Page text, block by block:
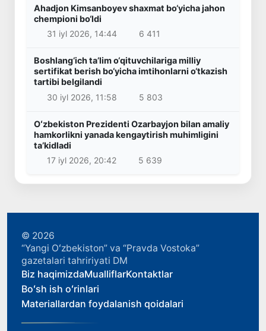
Ahadjon Kimsanboyev shaxmat bo‘yicha jahon
chempioni bo‘ldi
31 iyl 2026, 14:44
6 411
Boshlang‘ich ta’lim o‘qituvchilariga milliy
sertifikat berish bo‘yicha imtihonlarni o‘tkazish
tartibi belgilandi
30 iyl 2026, 11:58
5 803
Oʻzbekiston Prezidenti Ozarbayjon bilan amaliy
hamkorlikni yanada kengaytirish muhimligini
taʼkidladi
17 iyl 2026, 20:42
5 639
© 2026
“Yangi Oʻzbekiston” va “Pravda Vostoka”
gazetalari tahririyati DM
Biz haqimizdaMualliflarKontaktlar
Boʻsh ish oʻrinlari
Materiallardan foydalanish qoidalari